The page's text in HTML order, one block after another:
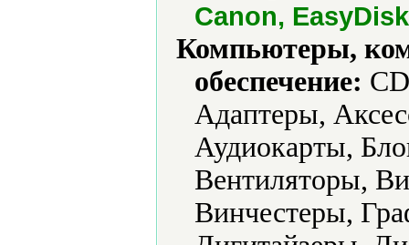
Canon,
Компьютеры,
обеспечение:
Адаптеры,
Аудиокарты,
Вентиляторы,
Винчестеры,